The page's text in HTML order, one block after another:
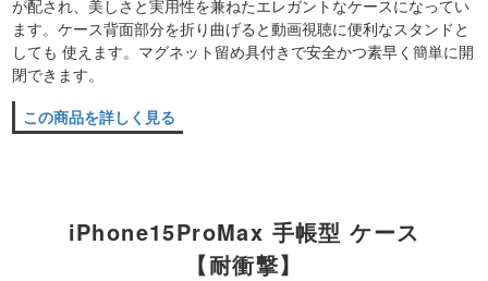
が配され、美しさと実用性を兼ねたエレガントなケースになってい
ます。ケース背面部分を折り曲げると動画視聴に便利なスタンドと
しても 使えます。マグネット留め具付きで安全かつ素早く簡単に開
閉できます。
この商品を詳しく見る
iPhone15ProMax 手帳型 ケース
【耐衝撃】